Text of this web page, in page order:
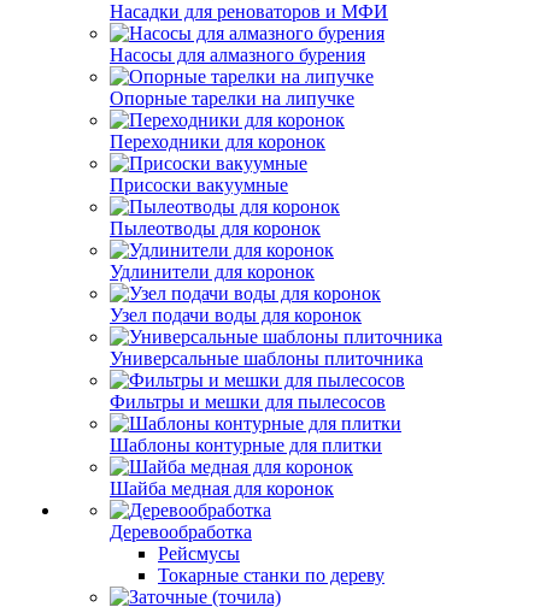
Насадки для реноваторов и МФИ
Насосы для алмазного бурения
Опорные тарелки на липучке
Переходники для коронок
Присоски вакуумные
Пылеотводы для коронок
Удлинители для коронок
Узел подачи воды для коронок
Универсальные шаблоны плиточника
Фильтры и мешки для пылесосов
Шаблоны контурные для плитки
Шайба медная для коронок
Деревообработка
Рейсмусы
Токарные станки по дереву